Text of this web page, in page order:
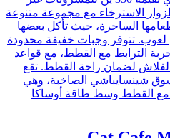
الاسترخاء مع مجموعة متنوعة
الساحرة، حيث تأكل بعضها
لعوب. تتوفر وجبات خفيفة محدودة
الترابط مع القطط، مع قواعد
لضمان راحة القطط. تقع
شينسايباشي الصاخبة، وهي
مع القطط وسط طاقة أوساكا